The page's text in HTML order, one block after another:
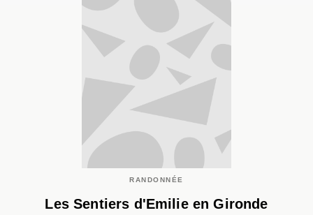
RANDONNÉE
Les Sentiers d'Emilie en Gironde